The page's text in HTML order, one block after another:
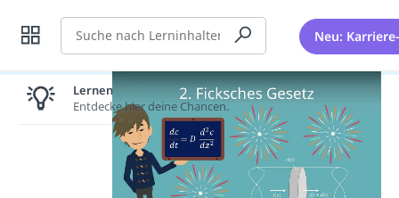
Suche Neu:
Lernen lohnt sich!
Entdecke hier deine Chancen.